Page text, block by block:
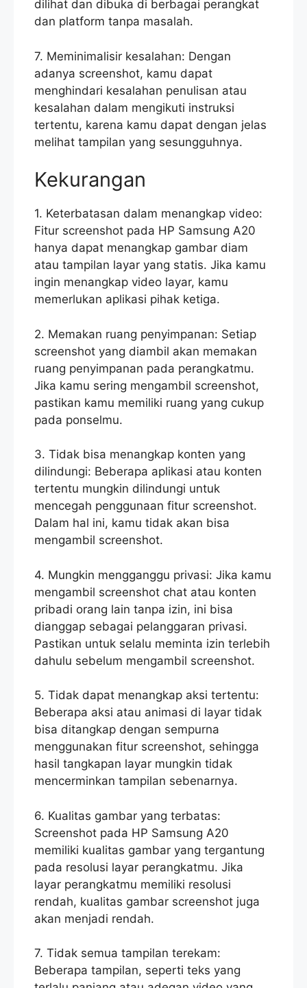
dilihat dan dibuka di berbagai perangkat
dan platform tanpa masalah.
7. Meminimalisir kesalahan: Dengan
adanya screenshot, kamu dapat
menghindari kesalahan penulisan atau
kesalahan dalam mengikuti instruksi
tertentu, karena kamu dapat dengan jelas
melihat tampilan yang sesungguhnya.
Kekurangan
1. Keterbatasan dalam menangkap video:
Fitur screenshot pada HP Samsung A20
hanya dapat menangkap gambar diam
atau tampilan layar yang statis. Jika kamu
ingin menangkap video layar, kamu
memerlukan aplikasi pihak ketiga.
2. Memakan ruang penyimpanan: Setiap
screenshot yang diambil akan memakan
ruang penyimpanan pada perangkatmu.
Jika kamu sering mengambil screenshot,
pastikan kamu memiliki ruang yang cukup
pada ponselmu.
3. Tidak bisa menangkap konten yang
dilindungi: Beberapa aplikasi atau konten
tertentu mungkin dilindungi untuk
mencegah penggunaan fitur screenshot.
Dalam hal ini, kamu tidak akan bisa
mengambil screenshot.
4. Mungkin mengganggu privasi: Jika kamu
mengambil screenshot chat atau konten
pribadi orang lain tanpa izin, ini bisa
dianggap sebagai pelanggaran privasi.
Pastikan untuk selalu meminta izin terlebih
dahulu sebelum mengambil screenshot.
5. Tidak dapat menangkap aksi tertentu:
Beberapa aksi atau animasi di layar tidak
bisa ditangkap dengan sempurna
menggunakan fitur screenshot, sehingga
hasil tangkapan layar mungkin tidak
mencerminkan tampilan sebenarnya.
6. Kualitas gambar yang terbatas:
Screenshot pada HP Samsung A20
memiliki kualitas gambar yang tergantung
pada resolusi layar perangkatmu. Jika
layar perangkatmu memiliki resolusi
rendah, kualitas gambar screenshot juga
akan menjadi rendah.
7. Tidak semua tampilan terekam:
Beberapa tampilan, seperti teks yang